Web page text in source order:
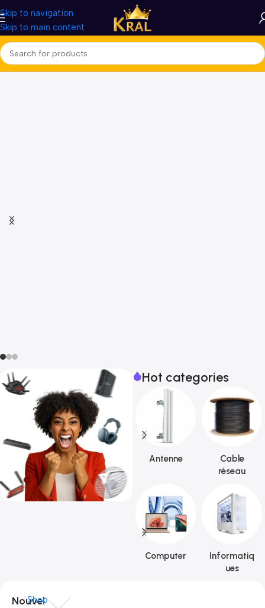
Skip to navigation
Skip to main content
Hot categories
Antenne
Cable
réseau
Computer
Informatiq
ues
Nouvel
Shop